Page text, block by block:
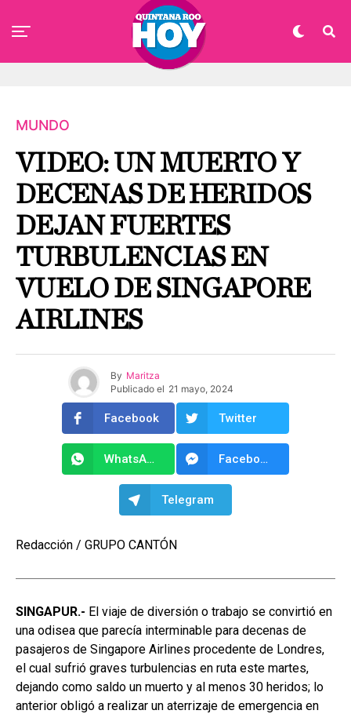
MUNDO
VIDEO: UN MUERTO Y
DECENAS DE HERIDOS
DEJAN FUERTES
TURBULENCIAS EN
VUELO DE SINGAPORE
AIRLINES
By Maritza
Publicado el 21 mayo, 2024
Facebook Twitter
WhatsApp Facebook Messenger
Telegram
Redacción / GRUPO CANTÓN
SINGAPUR.- El viaje de diversión o trabajo se convirtió en
una odisea que parecía interminable para decenas de
pasajeros de Singapore Airlines procedente de Londres,
el cual sufrió graves turbulencias en ruta este martes,
dejando como saldo un muerto y al menos 30 heridos; lo
anterior obligó a realizar un aterrizaje de emergencia en